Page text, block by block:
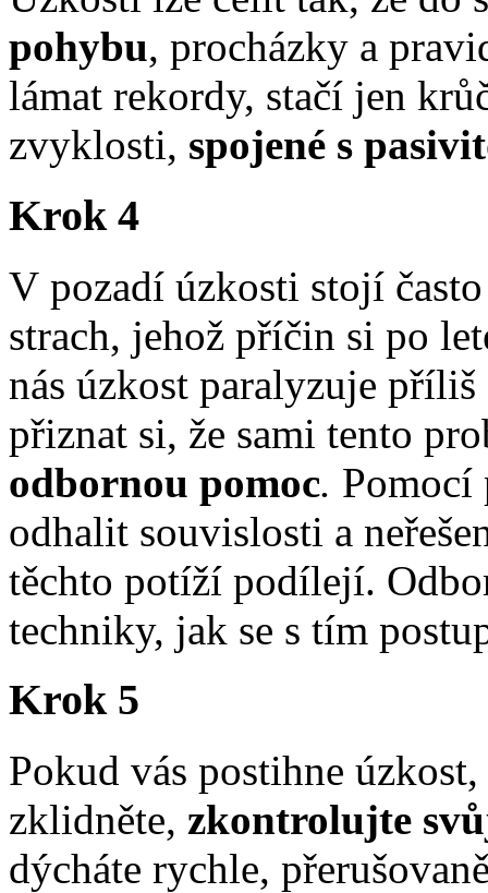
pohybu, procházky a
lámat rekordy, stačí jen
zvyklosti, spojené s
Krok 4
V pozadí úzkosti stojí
strach, jehož příčin si po
nás úzkost paralyzuje
přiznat si, že sami tento
odbornou pomoc. Pomocí
odhalit souvislosti a
těchto potíží podílejí.
techniky, jak se s tím
Krok 5
Pokud vás postihne
zklidněte, zkontrolujte
dýcháte rychle,